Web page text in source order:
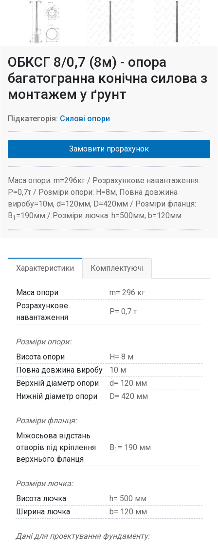
ОБКСГ 8/0,7 (8м) - опора
багатогранна конічна силова з
монтажем у ґрунт
Підкатегорія: Силові опори
Замовити прорахунок
Маса опори: m=296кг / Розрахункове навантаження:
P=0,7т / Розміри опори: H=8м, Повна довжина
виробу=10м, d=120мм, D=420мм / Розміри фланця:
B1 =190мм / Розміри лючка: h=500мм, b=120мм
Характеристики Комплектуючі
Маса опори
m= 296 кг
Розрахункове
навантаження
P= 0,7 т
Розміри опори:
Висота опори
H= 8 м
Повна довжина виробу
10 м
Верхній діаметр опори
d= 120 мм
Нижній діаметр опори
D= 420 мм
Розміри фланця:
Міжосьова відстань
отворів під кріплення
верхнього фланця
В1 = 190 мм
Розміри лючка:
Висота лючка
h= 500 мм
Ширина лючка
b= 120 мм
Дані для проектування фундаменту: